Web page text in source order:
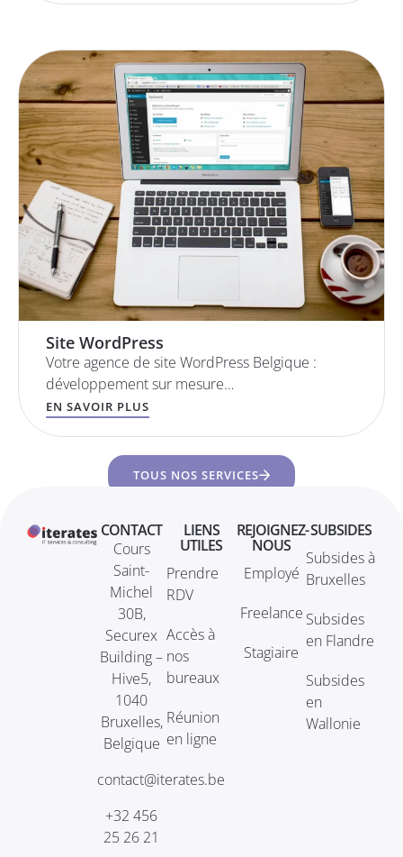
Site WordPress
Votre agence de site WordPress Belgique :
développement sur mesure…
EN SAVOIR PLUS
TOUS NOS SERVICES
CONTACT
Cours
Saint-
Michel
30B,
Securex
Building –
Hive5,
1040
Bruxelles,
Belgique
contact@iterates.be
+32 456
25 26 21
LIENS
UTILES
Prendre
RDV
Accès à
nos
bureaux
Réunion
en ligne
REJOIGNEZ-
NOUS
Employé
Freelance
Stagiaire
SUBSIDES
Subsides à
Bruxelles
Subsides
en Flandre
Subsides
en
Wallonie